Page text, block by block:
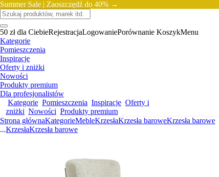
Summer Sale | Zaoszczędź do 40% →
50 zł dla CiebieRejestracjaLogowaniePorównanie KoszykMenu
Kategorie
Pomieszczenia
Inspiracje
Oferty i zniżki
Nowości
Produkty premium
Dla profesjonalistów
Kategorie Pomieszczenia Inspiracje Oferty i
zniżki Nowości Produkty premium
Strona głównaKategorieMebleKrzesłaKrzesła baroweKrzesła barowe
...KrzesłaKrzesła barowe